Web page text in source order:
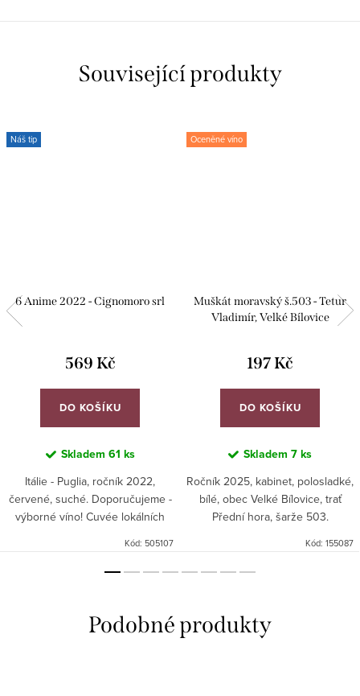
Související produkty
Náš tip
6 Anime 2022 - Cignomoro srl
569 Kč
DO KOŠÍKU
Skladem 61 ks
Itálie - Puglia, ročník 2022,
červené, suché. Doporučujeme -
výborné víno! Cuvée lokálních
Kód: 505107
Oceněné víno
Muškát moravský š.503 - Tetur
Vladimír, Velké Bílovice
197 Kč
DO KOŠÍKU
Skladem 7 ks
Ročník 2025, kabinet, polosladké,
bílé, obec Velké Bílovice, trať
Přední hora, šarže 503.
Kód: 155087